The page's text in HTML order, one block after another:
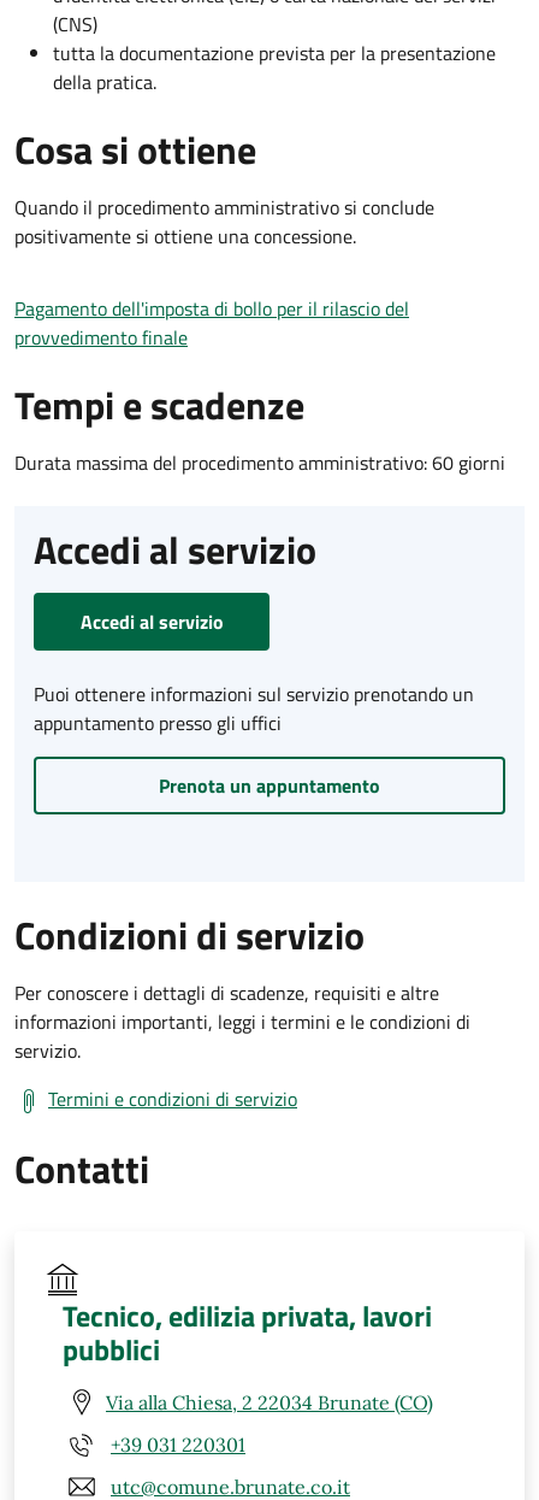
(CNS)
tutta la documentazione prevista per la presentazione
della pratica.
Cosa si ottiene
Quando il procedimento amministrativo si conclude
positivamente si ottiene una concessione.
Pagamento dell'imposta di bollo per il rilascio del
provvedimento finale
Tempi e scadenze
Durata massima del procedimento amministrativo: 60 giorni
Accedi al servizio
Accedi al servizio
Puoi ottenere informazioni sul servizio prenotando un
appuntamento presso gli uffici
Prenota un appuntamento
Condizioni di servizio
Per conoscere i dettagli di scadenze, requisiti e altre
informazioni importanti, leggi i termini e le condizioni di
servizio.
Termini e condizioni di servizio
Contatti
Tecnico, edilizia privata, lavori
pubblici
Via alla Chiesa, 2 22034 Brunate (CO)
+39 031 220301
utc@comune.brunate.co.it